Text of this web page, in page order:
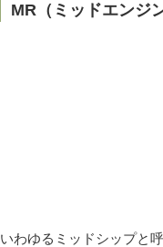
MR（ミッドエンジ
いわゆるミッドシップと